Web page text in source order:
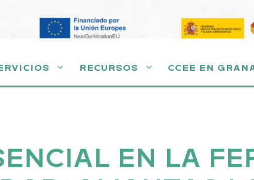
RECURSOS CCEE EN
EN LA